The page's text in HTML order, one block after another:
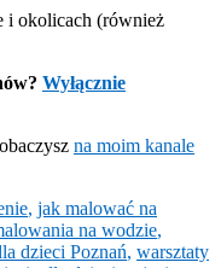
i okolicach (również
Wyłącznie
na moim kanale
, jak malować na
na wodzie,
dzieci Poznań, warsztaty